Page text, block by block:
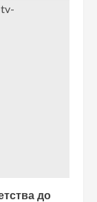
до